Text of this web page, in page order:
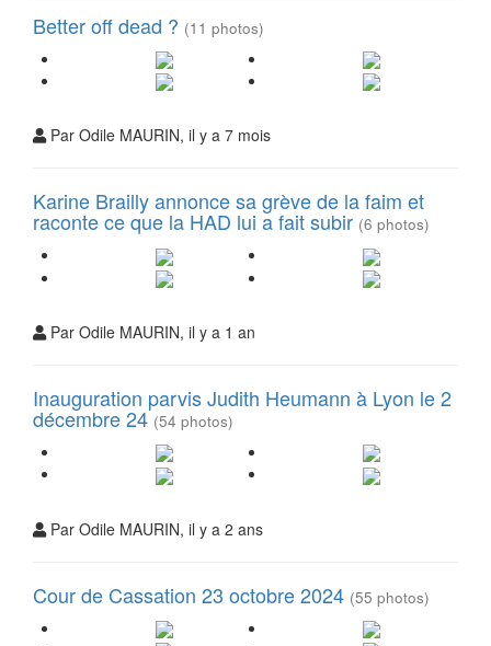
Better off dead ? (11 photos)
Par Odile MAURIN, il y a 7 mois
Karine Brailly annonce sa grève de la faim et
raconte ce que la HAD lui a fait subir (6 photos)
Par Odile MAURIN, il y a 1 an
Inauguration parvis Judith Heumann à Lyon le 2
décembre 24(54 photos)
Par Odile MAURIN, il y a 2 ans
Cour de Cassation 23 octobre 2024 (55 photos)